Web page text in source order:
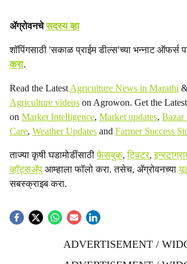
ॲग्रोवनचेसदस्य व्हा
शॉपिंगसाठी 'सकाळ प्राईम डील्स'च्या भन्नाट ऑफर्स
करा.
Read the Latest Agriculture News in Marathi
Agriculture videos on Agrowon. Get the
on Market Intelligence, Market updates, Bazar
Care, Weather Updates and Farmer Success
ताज्या कृषी घडामोडींसाठीफेसबुक,ट्विटर,
व्हॉट्सॲप आम्हाला फॉलो करा. तसेच, ॲग्रोवनच्या
सबस्क्राइब करा.
ADVERTISEMENT /